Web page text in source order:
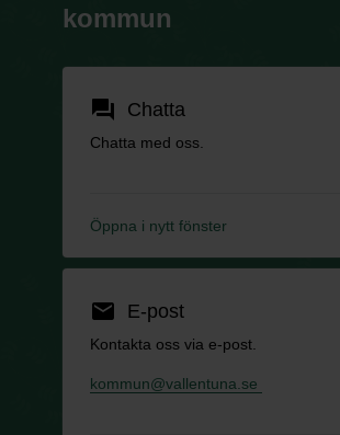
kommun
forum Chatta
Chatta med oss.
Öppna i nytt fönster
email E-post
Kontakta oss via e-post.
kommun@vallentuna.se